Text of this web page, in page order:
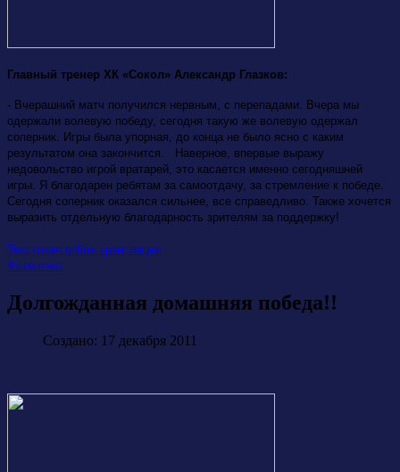
Главный тренер ХК «Сокол» Александр Глазков:
- Вчерашний матч получился нервным, с перепадами. Вчера мы
одержали волевую победу, сегодня такую же волевую одержал
соперник. Игры была упорная, до конца не было ясно с каким
результатом она закончится. Наверное, впервые выражу
недовольство игрой вратарей, это касается именно сегодняшней
игры. Я благодарен ребятам за самоотдачу, за стремление к победе.
Сегодня соперник оказался сильнее, все справедливо. Также хочется
выразить отдельную благодарность зрителям за поддержку!
Текстовая online трансляция
Фотоотчет
Долгожданная домашняя победа!!
Создано: 17 декабря 2011